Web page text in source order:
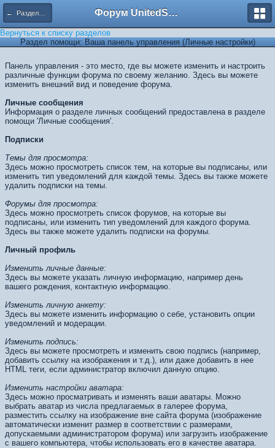
← Разделы помощи Форум UnitedSouth
Вернуться к списку разделов
Раздел помощи: Ваша панель управления (Личные настройки)
Панель управления - это место, где вы можете изменить и настроить
различные функции форума по своему желанию. Здесь вы можете
изменить внешний вид и поведение форума.
Личные сообщения
Информация о разделе личных сообщений предоставлена в разделе
помощи 'Личные сообщения'.
Подписки
Темы для просмотра:
Здесь можно просмотреть список тем, на которые вы подписаны, или
изменить тип уведомлений для каждой темы. Здесь вы также можете
удалить подписки на темы.
Форумы для просмотра:
Здесь можно просмотреть список форумов, на которые вы
подписаны, или изменить тип уведомлений для каждого форума.
Здесь вы также можете удалить подписки на форумы.
Личный профиль
Изменить личные данные:
Здесь вы можете указать личную информацию, например день
вашего рождения, контактную информацию.
Изменить личную анкету:
Здесь вы можете изменить информацию о себе, установить опции
уведомлений и модерации.
Изменить подпись:
Здесь вы можете просмотреть и изменить свою подпись (например,
добавить ссылку на изображения и т.д.), или даже добавить в нее
HTML теги, если администратор включил данную опцию.
Изменить настройки аватара:
Здесь можно просматривать и изменять ваши аватары. Можно
выбрать аватар из числа предлагаемых в галерее форума,
разместить ссылку на изображение вне сайта форума (изображение
автоматически изменит размер в соответствии с размерами,
допускаемыми администратором форума) или загрузить изображение
с вашего компьютера, чтобы использовать его в качестве аватара.